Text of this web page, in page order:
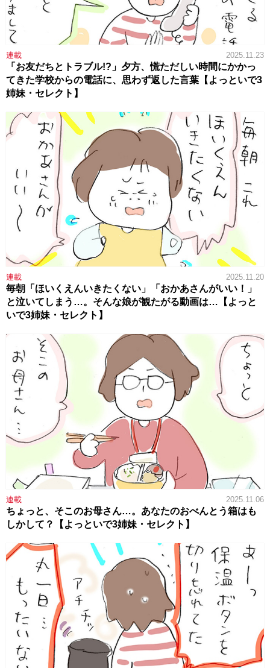
連載 2025.11.23
「お友だちとトラブル!?」夕方、慌ただしい時間にかかっ
てきた学校からの電話に、思わず返した言葉【よっといで3
姉妹・セレクト】
連載 2025.11.20
毎朝「ほいくえんいきたくない」「おかあさんがいい！」
と泣いてしまう…。そんな娘が観たがる動画は…【よっと
いで3姉妹・セレクト】
連載 2025.11.06
ちょっと、そこのお母さん…。あなたのおべんとう箱はも
しかして？【よっといで3姉妹・セレクト】